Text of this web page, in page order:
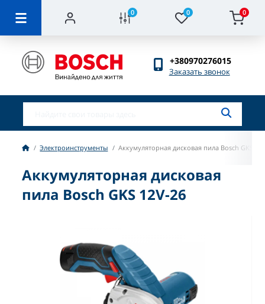
0 0 0
+380970276015
Заказать звонок
Электроинструменты Аккумуляторная дисковая пила Bosch GKS
Аккумуляторная дисковая
пила Bosch GKS 12V-26